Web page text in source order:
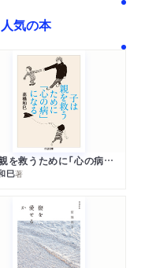
人気の本
子は親を救うために「心の病」になる
巳著